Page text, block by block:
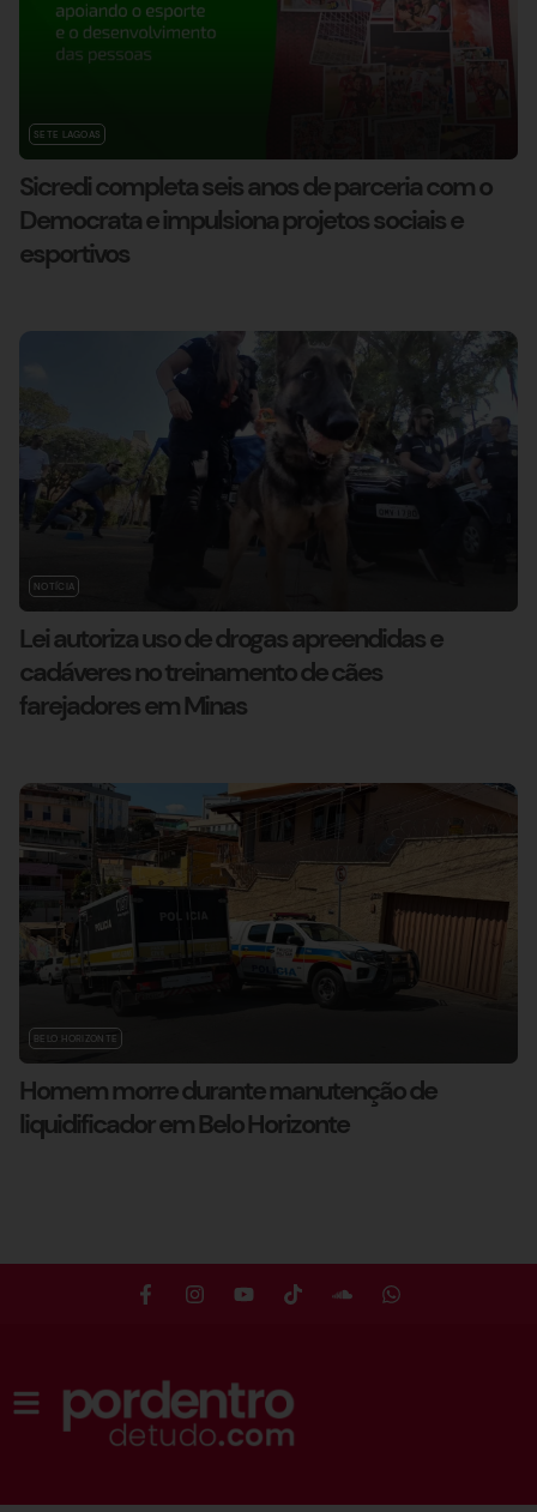
SETE LAGOAS
Sicredi completa seis anos de parceria com o
Democrata e impulsiona projetos sociais e
esportivos
NOTÍCIA
Lei autoriza uso de drogas apreendidas e
cadáveres no treinamento de cães
farejadores em Minas
BELO HORIZONTE
Homem morre durante manutenção de
liquidificador em Belo Horizonte